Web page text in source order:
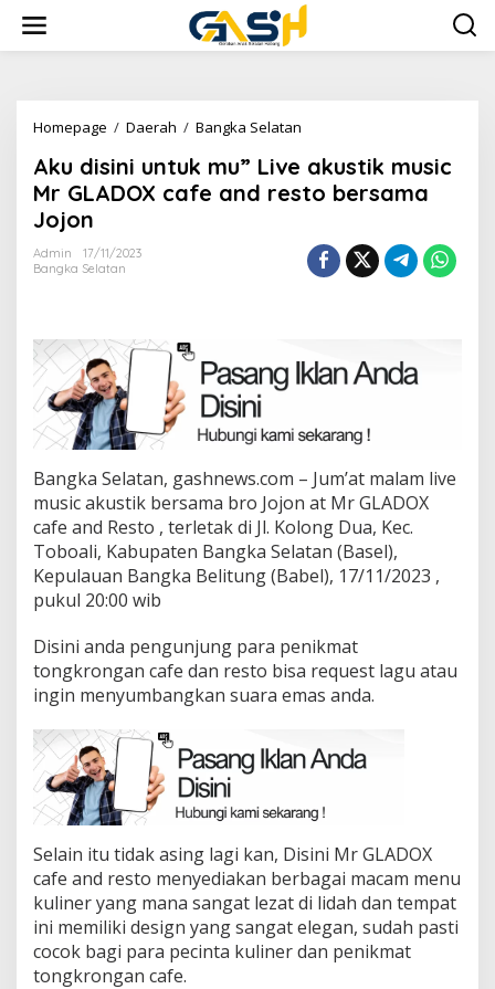
konten
Homepage / Daerah / Bangka Selatan
untuk
mu"
Live
music
Mr
bersama
Jojon
Aku disini untuk mu” Live akustik music
Mr GLADOX cafe and resto bersama
Jojon
Admin
17/11/2023
Bangka Selatan
Bangka Selatan, gashnews.com – Jum’at malam live
music akustik bersama bro Jojon at Mr GLADOX
cafe and Resto , terletak di Jl. Kolong Dua, Kec.
Toboali, Kabupaten Bangka Selatan (Basel),
Kepulauan Bangka Belitung (Babel), 17/11/2023 ,
pukul 20:00 wib
Disini anda pengunjung para penikmat
tongkrongan cafe dan resto bisa request lagu atau
ingin menyumbangkan suara emas anda.
Selain itu tidak asing lagi kan, Disini Mr GLADOX
cafe and resto menyediakan berbagai macam menu
kuliner yang mana sangat lezat di lidah dan tempat
ini memiliki design yang sangat elegan, sudah pasti
cocok bagi para pecinta kuliner dan penikmat
tongkrongan cafe.